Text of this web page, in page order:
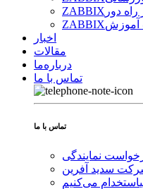
ZABBIX دور
ZABBIXآموزش
اخبار
مقالات
درباره‌ما
تماس با ما
تماس با ما
نمایندگی
شرکت سدید آفرین
استخدام ‌می‌کنیم